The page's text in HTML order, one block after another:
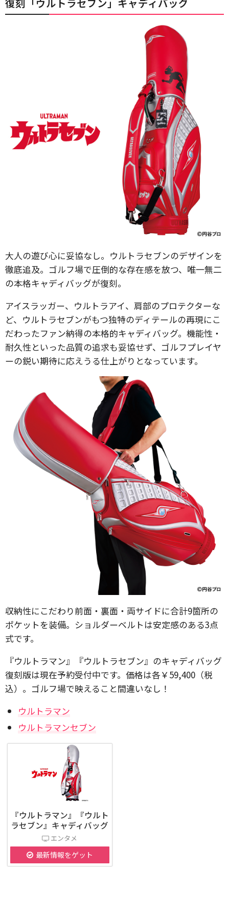
復刻「ウルトラセブン」キャディバッグ
大人の遊び心に妥協なし。ウルトラセブンのデザインを
徹底追及。ゴルフ場で圧倒的な存在感を放つ、唯一無二
の本格キャディバッグが復刻。
アイスラッガー、ウルトラアイ、肩部のプロテクターな
ど、ウルトラセブンがもつ独特のディテールの再現にこ
だわったファン納得の本格的キャディバッグ。機能性・
耐久性といった品質の追求も妥協せず、ゴルフプレイヤ
ーの鋭い期待に応えうる仕上がりとなっています。
収納性にこだわり前面・裏面・両サイドに合計9箇所の
ポケットを装備。ショルダーベルトは安定感のある3点
式です。
『ウルトラマン』『ウルトラセブン』のキャディバッグ
復刻版は現在予約受付中です。価格は各￥59,400（税
込）。ゴルフ場で映えること間違いなし！
ウルトラマン
ウルトラマンセブン
『ウルトラマン』『ウルト
ラセブン』キャディバッグ
エンタメ
最新情報をゲット